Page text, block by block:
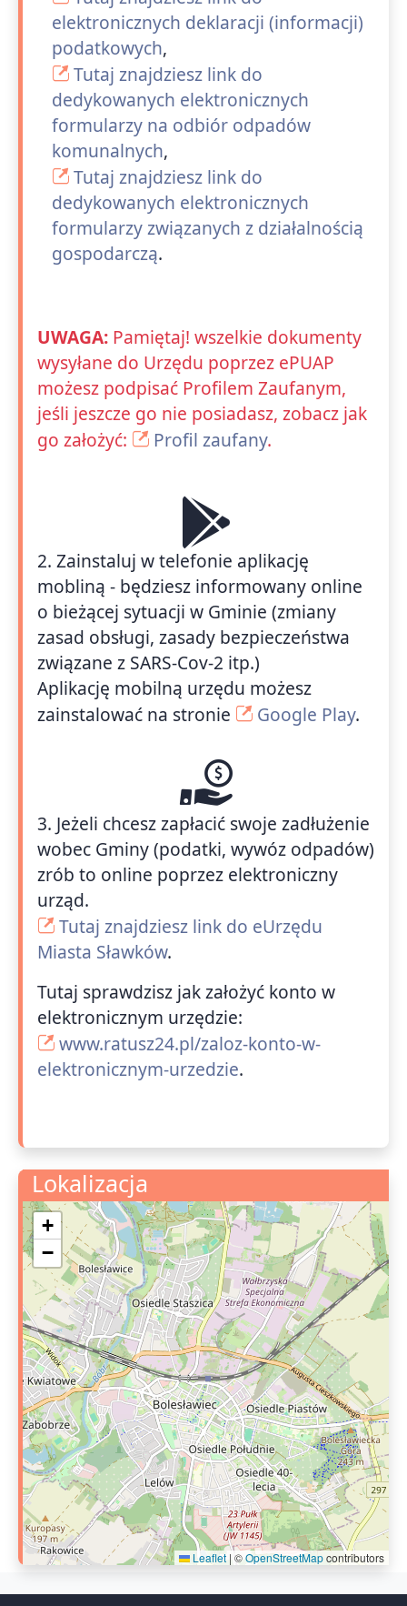
elektronicznych deklaracji (informacji)
podatkowych,
Tutaj znajdziesz link do
dedykowanych elektronicznych
formularzy na odbiór odpadów
komunalnych,
Tutaj znajdziesz link do
dedykowanych elektronicznych
formularzy związanych z działalnością
gospodarczą.
UWAGA: Pamiętaj! wszelkie dokumenty
wysyłane do Urzędu poprzez ePUAP
możesz podpisać Profilem Zaufanym,
jeśli jeszcze go nie posiadasz, zobacz jak
go założyć:
Profil zaufany.
2. Zainstaluj w telefonie aplikację
mobliną - będziesz informowany online
o bieżącej sytuacji w Gminie (zmiany
zasad obsługi, zasady bezpieczeństwa
związane z SARS-Cov-2 itp.)
Aplikację mobilną urzędu możesz
zainstalować na stronie
Google Play.
3. Jeżeli chcesz zapłacić swoje zadłużenie
wobec Gminy (podatki, wywóz odpadów)
zrób to online poprzez elektroniczny
urząd.
Tutaj znajdziesz link do eUrzędu
Miasta Sławków.
Tutaj sprawdzisz jak założyć konto w
elektronicznym urzędzie:
www.ratusz24.pl/zaloz-konto-w-
elektronicznym-urzedzie.
Lokalizacja
+
−
Leaflet | ©OpenStreetMapcontributors